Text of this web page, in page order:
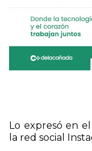
Lo expresó en
la red social